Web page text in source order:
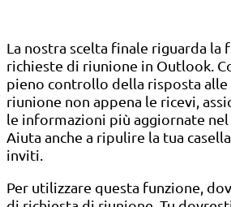
La nostra scelta finale riguarda la
richieste di riunione in Outlook.
pieno controllo della risposta
riunione non appena le ricevi,
le informazioni più aggiornate nel
Aiuta anche a ripulire la tua
inviti.
Per utilizzare questa funzione,